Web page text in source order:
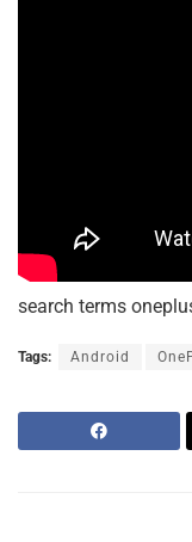
search terms
Tags: Android